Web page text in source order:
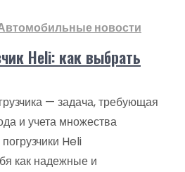
новости
Heli: как выбрать
— задача, требующая
и учета множества
Heli
как надежные и